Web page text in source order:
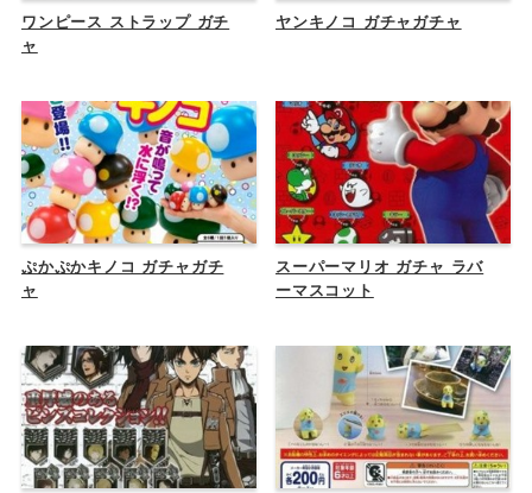
ワンピース ストラップ ガチ
ャ
ヤンキノコ ガチャガチャ
ぷかぷかキノコ ガチャガチ
ャ
スーパーマリオ ガチャ ラバ
ーマスコット